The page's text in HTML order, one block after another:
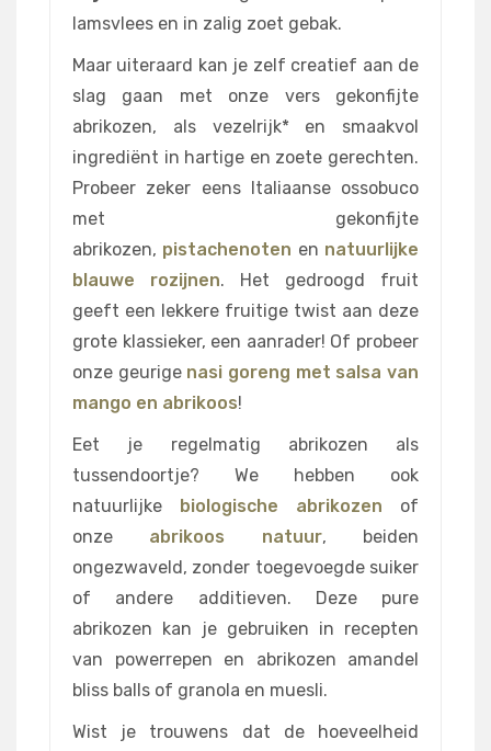
lamsvlees en in zalig zoet gebak.
Maar uiteraard kan je zelf creatief aan de
slag gaan met onze vers gekonfijte
abrikozen, als vezelrijk* en smaakvol
ingrediënt in hartige en zoete gerechten.
Probeer zeker eens Italiaanse ossobuco
met gekonfijte
abrikozen, pistachenoten en natuurlijke
blauwe rozijnen. Het gedroogd fruit
geeft een lekkere fruitige twist aan deze
grote klassieker, een aanrader! Of probeer
onze geurige nasi goreng met salsa van
mango en abrikoos!
Eet je regelmatig abrikozen als
tussendoortje? We hebben ook
natuurlijke biologische abrikozen of
onze abrikoos natuur, beiden
ongezwaveld, zonder toegevoegde suiker
of andere additieven. Deze pure
abrikozen kan je gebruiken in recepten
van powerrepen en abrikozen amandel
bliss balls of granola en muesli.
Wist je trouwens dat de hoeveelheid